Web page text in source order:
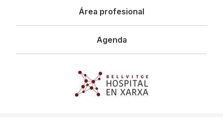
Área profesional
Agenda